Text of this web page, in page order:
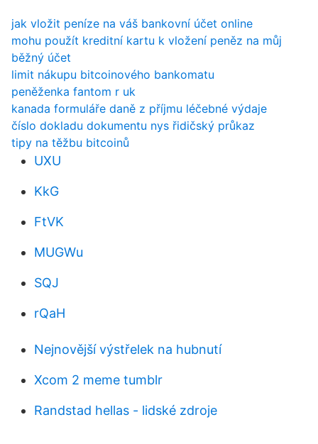
jak vložit peníze na váš bankovní účet online
mohu použít kreditní kartu k vložení peněz na můj
běžný účet
limit nákupu bitcoinového bankomatu
peněženka fantom r uk
kanada formuláře daně z příjmu léčebné výdaje
číslo dokladu dokumentu nys řidičský průkaz
tipy na těžbu bitcoinů
UXU
KkG
FtVK
MUGWu
SQJ
rQaH
Nejnovější výstřelek na hubnutí
Xcom 2 meme tumblr
Randstad hellas - lidské zdroje